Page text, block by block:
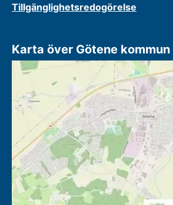
Tillgänglighetsredogörelse
Karta över Götene kommun